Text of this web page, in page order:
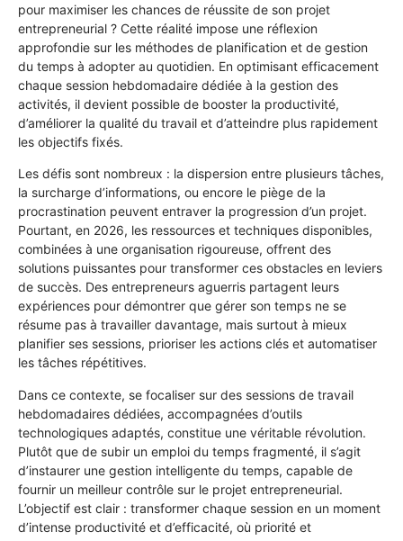
pour maximiser les chances de réussite de son projet
entrepreneurial ? Cette réalité impose une réflexion
approfondie sur les méthodes de planification et de gestion
du temps à adopter au quotidien. En optimisant efficacement
chaque session hebdomadaire dédiée à la gestion des
activités, il devient possible de booster la productivité,
d’améliorer la qualité du travail et d’atteindre plus rapidement
les objectifs fixés.
Les défis sont nombreux : la dispersion entre plusieurs tâches,
la surcharge d’informations, ou encore le piège de la
procrastination peuvent entraver la progression d’un projet.
Pourtant, en 2026, les ressources et techniques disponibles,
combinées à une organisation rigoureuse, offrent des
solutions puissantes pour transformer ces obstacles en leviers
de succès. Des entrepreneurs aguerris partagent leurs
expériences pour démontrer que gérer son temps ne se
résume pas à travailler davantage, mais surtout à mieux
planifier ses sessions, prioriser les actions clés et automatiser
les tâches répétitives.
Dans ce contexte, se focaliser sur des sessions de travail
hebdomadaires dédiées, accompagnées d’outils
technologiques adaptés, constitue une véritable révolution.
Plutôt que de subir un emploi du temps fragmenté, il s’agit
d’instaurer une gestion intelligente du temps, capable de
fournir un meilleur contrôle sur le projet entrepreneurial.
L’objectif est clair : transformer chaque session en un moment
d’intense productivité et d’efficacité, où priorité et